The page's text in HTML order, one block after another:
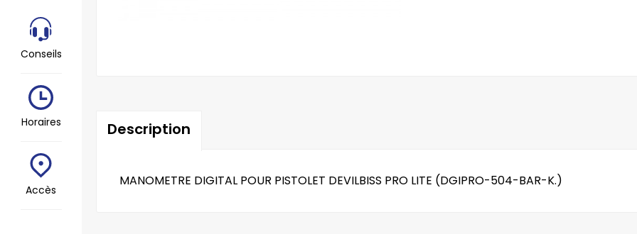
Description
MANOMETRE DIGITAL POUR PISTOLET DEVILBISS PRO LITE (DGIPRO-504-BAR-K.)
Conseils
Horaires
Accès